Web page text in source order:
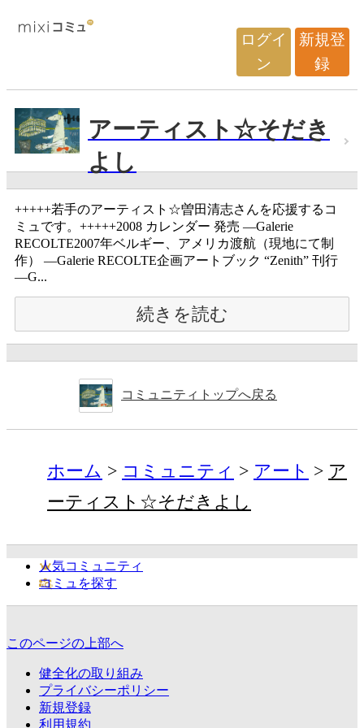
ログイ
ン
新規登
録
アーティスト☆そだき
よし
+++++若手のアーティスト☆曽田清志さんを応援するコ
ミュです。+++++2008 カレンダー 発売 ―Galerie
RECOLTE2007年ベルギー、アメリカ渡航（現地にて制
作） ―Galerie RECOLTE企画アートブック “Zenith” 刊行
―G...
続きを読む
コミュニティトップへ戻る
ホーム コミュニティ アート
ア
ーティスト☆そだきよし
人気コミュニティ
コミュを探す
このページの上部へ
健全化の取り組み
プライバシーポリシー
新規登録
利用規約